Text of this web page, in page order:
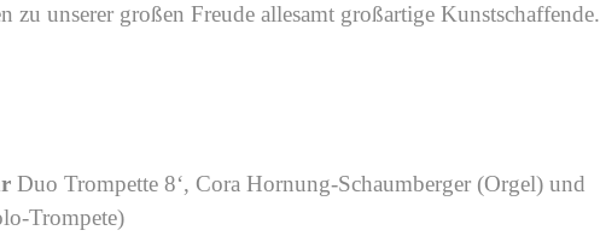
zu unserer großen Freude allesamt großartige Kunstschaffende.
Duo Trompette 8‘, Cora Hornung-Schaumberger (Orgel) und
Trompete)